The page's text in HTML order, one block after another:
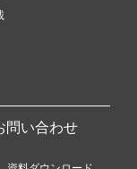
問い合わせ